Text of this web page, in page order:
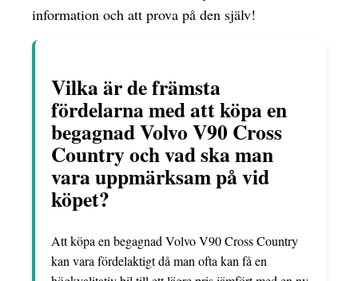
information och att prova på den själv!
Vilka är de främsta
fördelarna med att köpa en
begagnad Volvo V90 Cross
Country och vad ska man
vara uppmärksam på vid
köpet?
Att köpa en begagnad Volvo V90 Cross Country
kan vara fördelaktigt då man ofta kan få en